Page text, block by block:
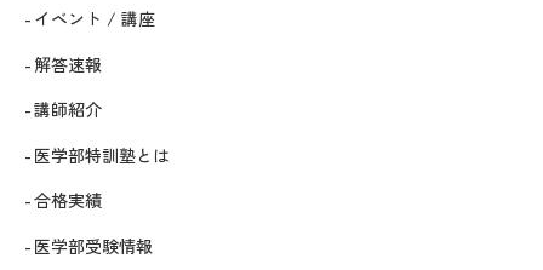
イベント / 講座
解答速報
講師紹介
医学部特訓塾とは
合格実績
医学部受験情報